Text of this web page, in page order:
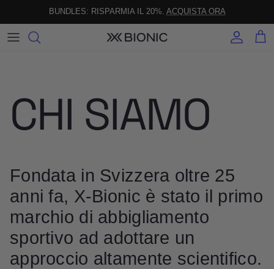
BUNDLES: RISPARMIA IL 20%. ACQUISTA ORA
Account
CHI SIAMO
Fondata in Svizzera oltre 25
anni fa, X‑Bionic è stato il primo
marchio di abbigliamento
sportivo ad adottare un
approccio altamente scientifico.